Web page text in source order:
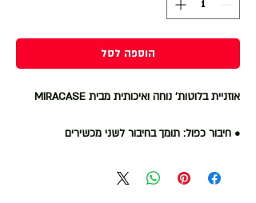
הוספה לסל
אוזניית בלוטות' נוחה ואיכותית מבית MIRACASE
• חיבור כפול: תומך בחיבור לשני מכשירים
• מענה/ניתוק שיחה (AVRCP)